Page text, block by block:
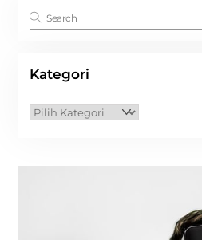
Kategori
Kategori